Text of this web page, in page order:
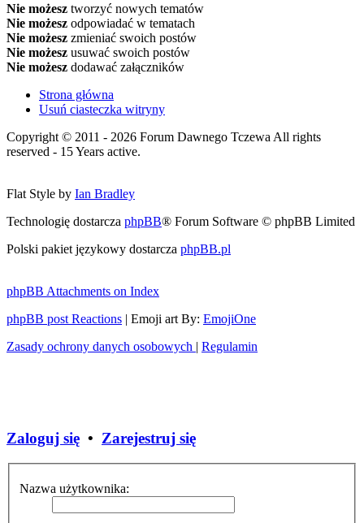
Nie możesz tworzyć nowych tematów
Nie możesz odpowiadać w tematach
Nie możesz zmieniać swoich postów
Nie możesz usuwać swoich postów
Nie możesz dodawać załączników
Strona główna
Usuń ciasteczka witryny
Copyright © 2011 - 2026 Forum Dawnego Tczewa All rights
reserved - 15 Years active.
Flat Style by Ian Bradley
Technologię dostarcza phpBB® Forum Software © phpBB Limited
Polski pakiet językowy dostarcza phpBB.pl
phpBB Attachments on Index
phpBB post Reactions | Emoji art By: EmojiOne
Zasady ochrony danych osobowych | Regulamin
Zaloguj się • Zarejestruj się
Nazwa użytkownika: